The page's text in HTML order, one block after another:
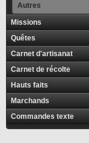
Autres
Missions
Quêtes
Carnet d'artisanat
Carnet de récolte
Hauts faits
Marchands
Commandes texte